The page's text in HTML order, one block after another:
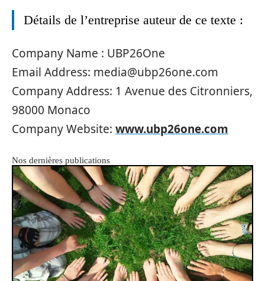
Détails de l’entreprise auteur de ce texte :
Company Name : UBP26One
Email Address: media@ubp26one.com
Company Address: 1 Avenue des Citronniers,
98000 Monaco
Company Website: www.ubp26one.com
Nos dernières publications